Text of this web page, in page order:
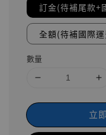
訂金(待補尾款+
全額(待補國際
數量
立